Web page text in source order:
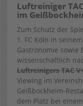
Luftreiniger
im
Zum Schutz der
1. FC Köln in
Gastronomie sowie
wissenschaftlich
Luftreinigers TAC
Viewing im
Geißbockheim-
dem Platz bei